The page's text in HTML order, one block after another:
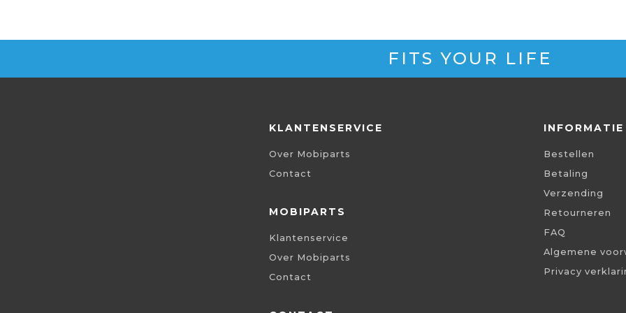
FITS YOUR LIFE
KLANTENSERVICE
Over Mobiparts
Contact
MOBIPARTS
Klantenservice
Over Mobiparts
Contact
INFORMATIE
Bestellen
Betaling
Verzending
Retourneren
FAQ
Algemene
Privacy